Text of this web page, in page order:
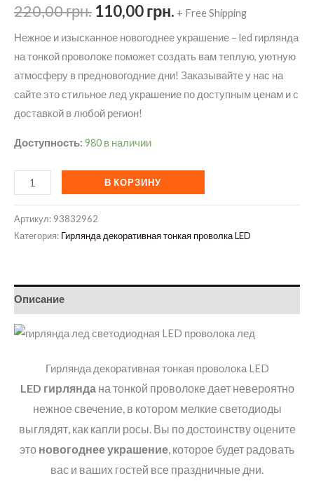
220,00грн. Первоначальная
цена
составляла
220,00 грн..
110,00грн.Текущая
цена:
110,00 грн..
+ Free Shipping
Нежное и изысканное новогоднее украшение – led гирлянда
на тонкой проволоке поможет создать вам теплую, уютную
атмосферу в предновогодние дни! Заказывайте у нас на
сайте это стильное лед украшение по доступным ценам и с
доставкой в любой регион!
Доступность: 980 в наличии
Количество
товара
Гирлянда
тонкая
LED
10
метров
на
батарейках
В КОРЗИНУ
Артикул: 93832962
Категория: Гирлянда декоративная тонкая проволка LED
Описание
Гирлянда декоративная тонкая проволока LED
LED гирляндана тонкой проволоке дает невероятно
нежное свечение, в котором мелкие светодиоды
выглядят, как капли росы. Вы по достоинству оцените
это новогоднее украшение, которое будет радовать
вас и ваших гостей все праздничные дни.